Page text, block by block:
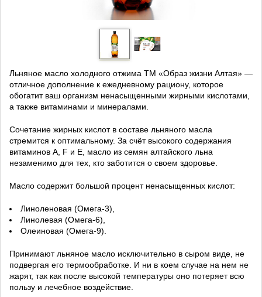
Льняное масло холодного отжима ТМ «Образ жизни Алтая» —
отличное дополнение к ежедневному рациону, которое
обогатит ваш организм ненасыщенными жирными кислотами,
а также витаминами и минералами.
Сочетание жирных кислот в составе льняного масла
стремится к оптимальному. За счёт высокого содержания
витаминов A, F и Е, масло из семян алтайского льна
незаменимо для тех, кто заботится о своем здоровье.
Масло содержит большой процент ненасыщенных кислот:
Линоленовая (Омега-3),
Линолевая (Омега-6),
Олеиновая (Омега-9).
Принимают льняное масло исключительно в сыром виде, не
подвергая его термообработке. И ни в коем случае на нем не
жарят, так как после высокой температуры оно потеряет всю
пользу и лечебное воздействие.